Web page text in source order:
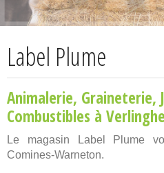
Label Plume
Animalerie, Graineterie,
Combustibles à
Le magasin Label Plume
Comines-Warneton.